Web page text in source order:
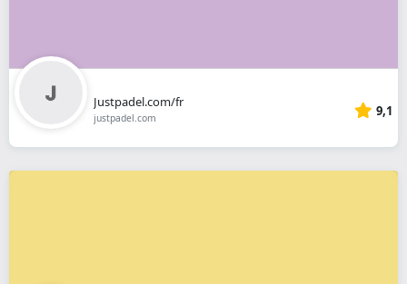
Justpadel.com/fr
justpadel.com 9,1